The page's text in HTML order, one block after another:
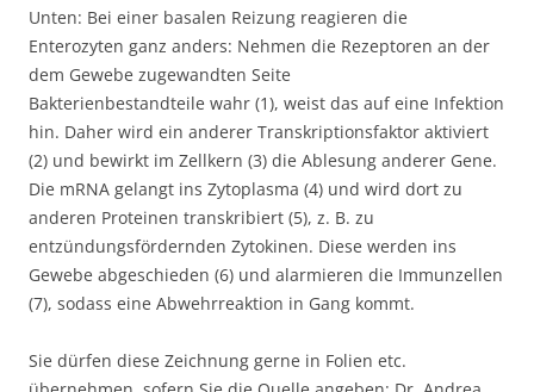
Unten: Bei einer basalen Reizung reagieren die
Enterozyten ganz anders: Nehmen die Rezeptoren an der
dem Gewebe zugewandten Seite
Bakterienbestandteile wahr (1), weist das auf eine Infektion
hin. Daher wird ein anderer Transkriptionsfaktor aktiviert
(2) und bewirkt im Zellkern (3) die Ablesung anderer Gene.
Die mRNA gelangt ins Zytoplasma (4) und wird dort zu
anderen Proteinen transkribiert (5), z. B. zu
entzündungsfördernden Zytokinen. Diese werden ins
Gewebe abgeschieden (6) und alarmieren die Immunzellen
(7), sodass eine Abwehrreaktion in Gang kommt.
Sie dürfen diese Zeichnung gerne in Folien etc.